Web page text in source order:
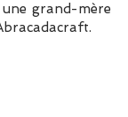
grand-mère